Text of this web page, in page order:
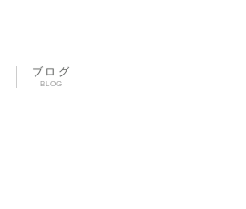
ブログ
BLOG